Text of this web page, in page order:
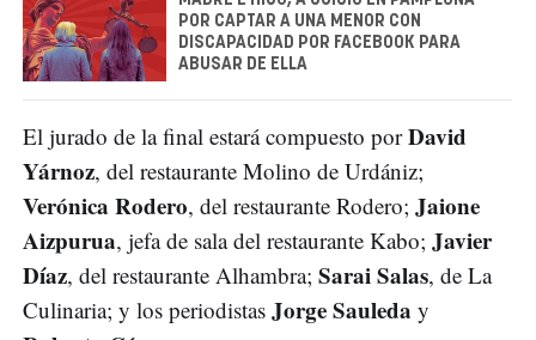
POR CAPTAR A UNA MENOR CON
DISCAPACIDAD POR FACEBOOK PARA
ABUSAR DE ELLA
El jurado de la final estará compuesto porDavid
Yárnoz, del restaurante Molino de Urdániz;
Verónica Rodero, del restaurante Rodero; Jaione
Aizpurua, jefa de sala del restaurante Kabo; Javier
Díaz, del restaurante Alhambra; Sarai Salas, de La
Culinaria; y los periodistas Jorge Sauleda y